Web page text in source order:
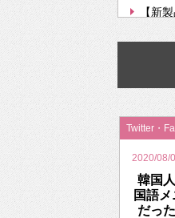
【新
【次
挫折
2026
Twitter・
2020/08/
韓国
国語
だっ